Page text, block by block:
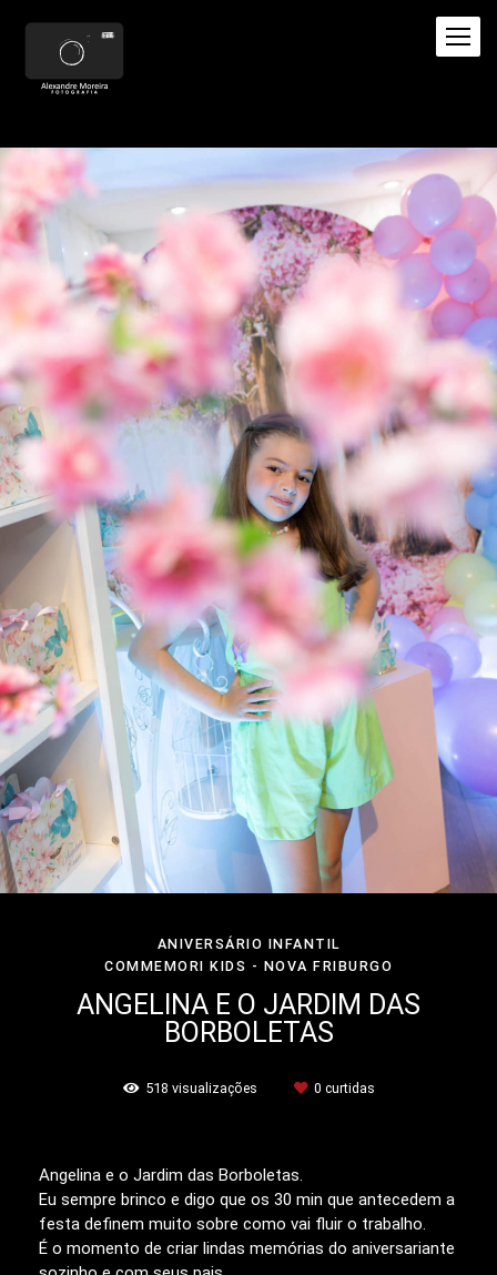
ANIVERSÁRIO INFANTIL
COMMEMORI KIDS - NOVA FRIBURGO
ANGELINA E O JARDIM DAS
BORBOLETAS
518 visualizações 0 curtidas
Angelina e o Jardim das Borboletas.
Eu sempre brinco e digo que os 30 min que antecedem a
festa definem muito sobre como vai fluir o trabalho.
É o momento de criar lindas memórias do aniversariante